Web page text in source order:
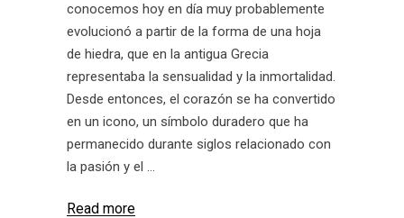
conocemos hoy en día muy probablemente
evolucionó a partir de la forma de una hoja
de hiedra, que en la antigua Grecia
representaba la sensualidad y la inmortalidad.
Desde entonces, el corazón se ha convertido
en un icono, un símbolo duradero que ha
permanecido durante siglos relacionado con
la pasión y el
Read more